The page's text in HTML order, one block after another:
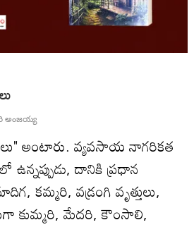
అంజయ్య
అంటారు. వ్యవసాయ నాగరికత
ఉన్నప్పుడు, దానికి ప్రధాన
కమ్మరి, వడ్రంగి వృత్తులు,
కుమ్మరి, మేదరి, కౌంసాలి,